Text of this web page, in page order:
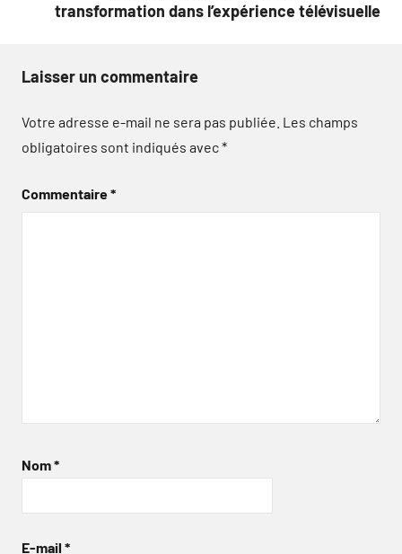
transformation dans l’expérience télévisuelle
Laisser un commentaire
Votre adresse e-mail ne sera pas publiée. Les champs
obligatoires sont indiqués avec*
Commentaire*
Nom*
E-mail *